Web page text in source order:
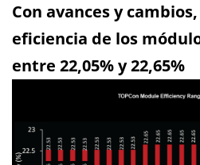
Con avances y
eficiencia de los
entre 22,05% y 22,65%